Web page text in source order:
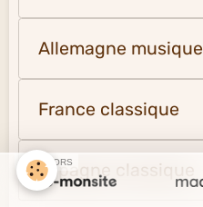
Allemagne musique
France classique
Espagne classique
SPONSORS